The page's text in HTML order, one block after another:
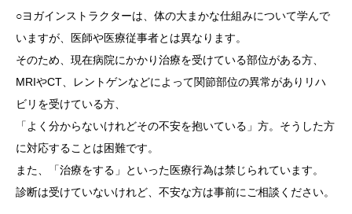
○ヨガインストラクターは、体の大まかな仕組みについて学んで
いますが、医師や医療従事者とは異なります。
そのため、現在病院にかかり治療を受けている部位がある方、
MRIやCT、レントゲンなどによって関節部位の異常がありリハ
ビリを受けている方、
「よく分からないけれどその不安を抱いている」方。そうした方
に対応することは困難です。
また、「治療をする」といった医療行為は禁じられています。
診断は受けていないけれど、不安な方は事前にご相談ください。